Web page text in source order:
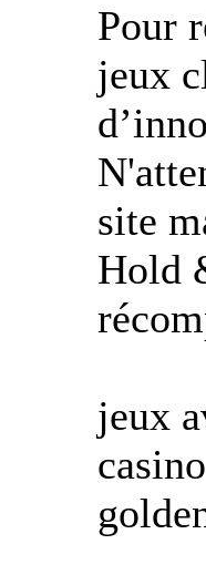
Pour
jeux
site
Hold
jeux